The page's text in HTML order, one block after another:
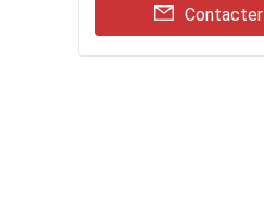
Contacter